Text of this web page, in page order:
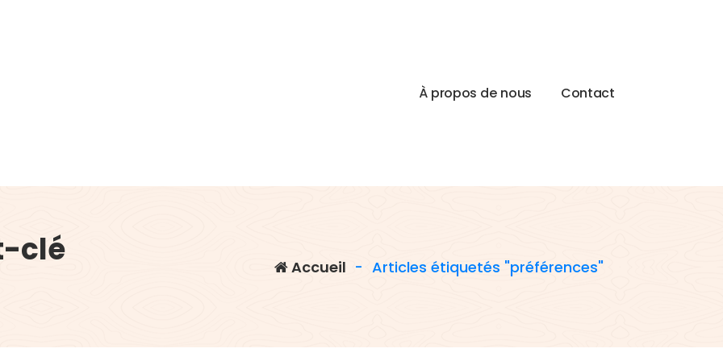
À propos de nous Contact
clé
Accueil - Articles étiquetés "préférences"